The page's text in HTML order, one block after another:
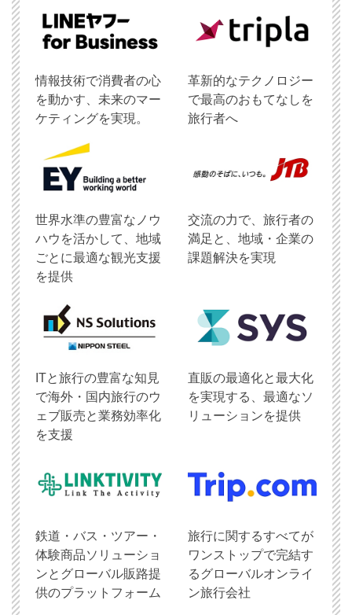
情報技術で消費者の心
を動かす、未来のマー
ケティングを実現。
革新的なテクノロジー
で最高のおもてなしを
旅行者へ
世界水準の豊富なノウ
ハウを活かして、地域
ごとに最適な観光支援
を提供
交流の力で、旅行者の
満足と、地域・企業の
課題解決を実現
ITと旅行の豊富な知見
で海外・国内旅行のウ
ェブ販売と業務効率化
を支援
直販の最適化と最大化
を実現する、最適なソ
リューションを提供
鉄道・バス・ツアー・
体験商品ソリューショ
ンとグローバル販路提
供のプラットフォーム
旅行に関するすべてが
ワンストップで完結す
るグローバルオンライ
ン旅行会社